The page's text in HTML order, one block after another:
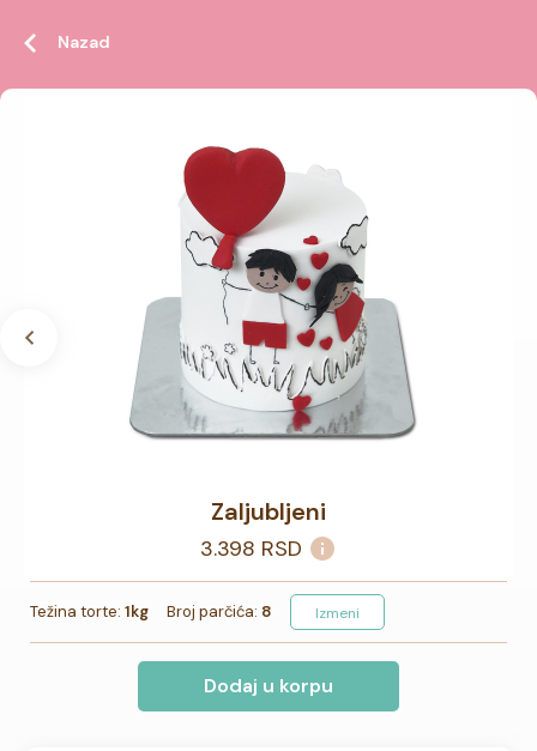
Nazad
Zaljubljeni
3.398 RSD
Težina torte: 1kg Broj parčića: 8 Izmeni
Dodaj u korpu